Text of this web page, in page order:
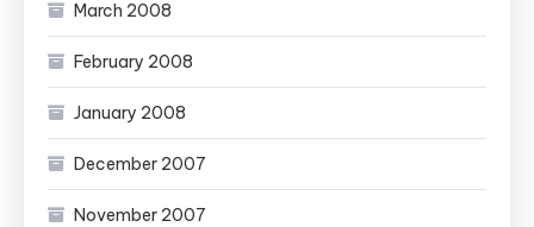
March 2008
February 2008
January 2008
December 2007
November 2007